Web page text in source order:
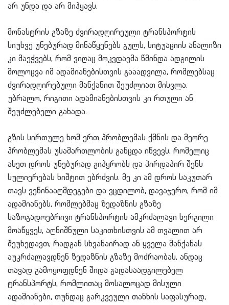
არ უნდა და არ მიჰყავს.
მონასტრის გზაზე ძვირადღირეული ტრანსპორტის
სიუხვე უნებურად მინაწყენებს გულს, სიტუაციის ანალიზი
კი მაეჭვებს, რომ ვიღაც მოკვდავმა წმინდა ადგილის
მოლოცვა იმ ადამიანებისთვის გააადვილა, რომლებსაც
ძვირადღირებული მანქანით შეუძლიათ მისვლა,
უბრალო, რიგითი ადამიანებისთვის კი რთული ან
შეუძლებელი გახადა.
გზის სირთულე ხომ ერთ პრობლემას ქმნის და მეორე
პრობლემას უსამართლობის განცდა იწვევს, რომელიც
ასეთ დროს უნებურად გიპყრობს და პირდაპირ შენს
სულიერებას ხიშტით ებრძვის. მე კი ამ დროს საკუთარ
თავს ვეწინააღმდეგები და ვცდილობ, დავაჯერო, რომ იმ
ადამიანებს, რომლებმაც ზედაზნის გზაზე
საზოგადოებრივი ტრანსპორტის ამკრძალავი ხერგილი
მოაწყვეს, აღნიშნული საკითხისთვის ამ თვალით არ
შეუხედავთ, რადგან სხვანაირად ან ყველა მანქანას
აუკრძალავდნენ ზედაზნის გზაზე მოძრაობას, ანდაც
თავად გამოყოფდნენ შიდა გადასაადგილებელ
ტრანსპორტს, რომლითაც მოსალოცად მისული
ადამიანები, თუნდაც გარკვეული თანხის საფასურად,